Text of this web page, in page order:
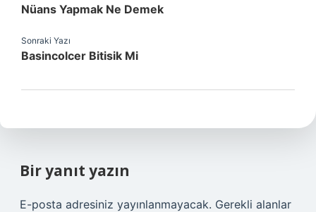
Nüans Yapmak Ne Demek
Sonraki Yazı
Basincolcer Bitisik Mi
Bir yanıt yazın
E-posta adresiniz yayınlanmayacak. Gerekli alanlar